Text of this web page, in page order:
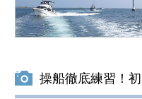
操船徹底練習！